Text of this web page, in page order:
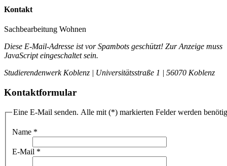
Kontakt
Sachbearbeitung Wohnen
Diese E-Mail-Adresse ist vor Spambots geschützt! Zur Anzeige muss
JavaScript eingeschaltet sein.
Studierendenwerk Koblenz | Universitätsstraße 1 | 56070 Koblenz
Kontaktformular
Eine E-Mail senden. Alle mit (*) markierten Felder werden
Name *
E-Mail *